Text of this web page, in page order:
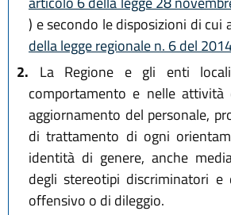
) e secondo le disposizioni di cui
della legge regionale n. 6 del
2. La Regione e gli enti
comportamento e nelle
aggiornamento del personale,
di trattamento di ogni
identità di genere, anche
degli stereotipi discriminatori e
offensivo o di dileggio.